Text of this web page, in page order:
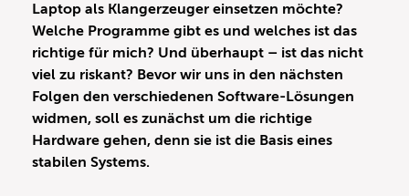
Laptop als Klangerzeuger einsetzen möchte?
Welche Programme gibt es und welches ist das
richtige für mich? Und überhaupt – ist das nicht
viel zu riskant? Bevor wir uns in den nächsten
Folgen den verschiedenen Software-Lösungen
widmen, soll es zunächst um die richtige
Hardware gehen, denn sie ist die Basis eines
stabilen Systems.